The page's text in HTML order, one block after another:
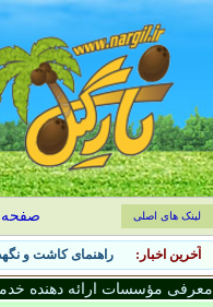
لینک های اصلی
آخرین اخبار: راهنمای کاشت و
معرفی مؤسسات ارائه دهنده